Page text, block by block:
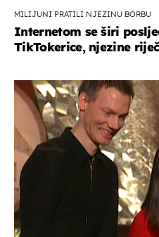
MILIJUNI PRATILI NJEZINU BORBU
Internetom se širi
TikTokerice, njezine